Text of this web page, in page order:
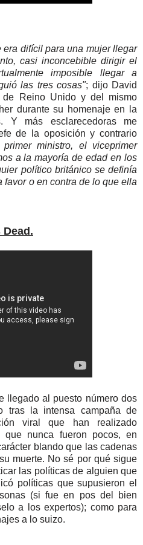
difícil para una mujer llegar
casi inconcebible dirigir el
imposible llegar a
las tres cosas"; dijo David
de Reino Unido y del mismo
durante su homenaje en la
Y más esclarecedoras me
de la oposición y contrario
primer ministro, el viceprimer
a la mayoría de edad en los
político británico se definía
favor o en contra de lo que ella
llegado al puesto número dos
tras la intensa campaña de
viral que han realizado
que nunca fueron pocos, en
blando que las cadenas
muerte. No sé por qué sigue
las políticas de alguien que
políticas que supusieron el
(si fue en pos del bien
a los expertos); como para
a lo suizo.